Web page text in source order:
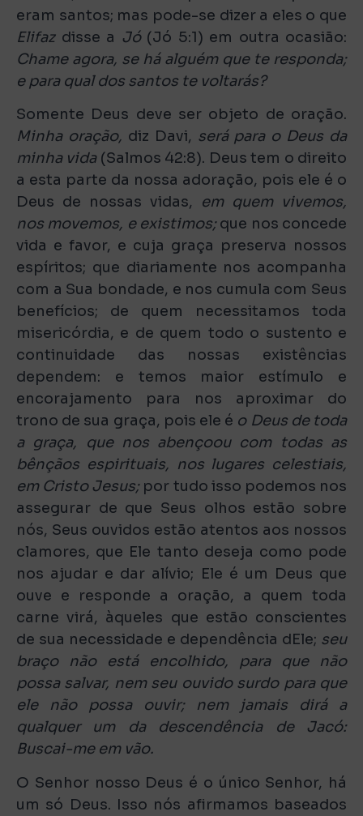
eram santos; mas pode-se dizer a eles o que
Elifazdisse a Jó(Jó 5:1) em outra ocasião:
Chame agora, se há alguém que te responda;
e para qual dos santos te voltarás?
Somente Deus deve ser objeto de oração.
Minha oração, diz Davi, será para o Deus da
minha vida(Salmos 42:8). Deus tem o direito
a esta parte da nossa adoração, pois ele é o
Deus de nossas vidas, em quem vivemos,
nos movemos, e existimos;que nos concede
vida e favor, e cuja graça preserva nossos
espíritos; que diariamente nos acompanha
com a Sua bondade, e nos cumula com Seus
benefícios; de quem necessitamos toda
misericórdia, e de quem todo o sustento e
continuidade das nossas existências
dependem: e temos maior estímulo e
encorajamento para nos aproximar do
trono de sua graça, pois ele é o Deus de toda
a graça, que nos abençoou com todas as
bênçãos espirituais, nos lugares celestiais,
em Cristo Jesus;por tudo isso podemos nos
assegurar de que Seus olhos estão sobre
nós, Seus ouvidos estão atentos aos nossos
clamores, que Ele tanto deseja como pode
nos ajudar e dar alívio; Ele é um Deus que
ouve e responde a oração, a quem toda
carne virá, àqueles que estão conscientes
de sua necessidade e dependência dEle; seu
braço não está encolhido, para que não
possa salvar, nem seu ouvido surdo para que
ele não possa ouvir; nem jamais dirá a
qualquer um da descendência de Jacó:
Buscai-me em vão.
O Senhor nosso Deus é o único Senhor, há
um só Deus. Isso nós afirmamos baseados